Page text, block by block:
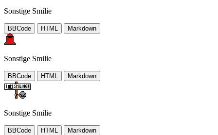
Sonstige Smilie
BBCode HTML Markdown
Sonstige Smilie
BBCode HTML Markdown
Sonstige Smilie
BBCode HTML Markdown